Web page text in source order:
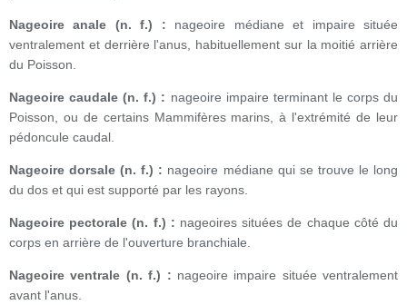
Nageoire anale (n. f.) : nageoire médiane et impaire située
ventralement et derrière l'anus, habituellement sur la moitié arrière
du Poisson.
Nageoire caudale (n. f.) : nageoire impaire terminant le corps du
Poisson, ou de certains Mammifères marins, à l'extrémité de leur
pédoncule caudal.
Nageoire dorsale (n. f.) : nageoire médiane qui se trouve le long
du dos et qui est supporté par les rayons.
Nageoire pectorale (n. f.) : nageoires situées de chaque côté du
corps en arrière de l'ouverture branchiale.
Nageoire ventrale (n. f.) : nageoire impaire située ventralement
avant l'anus.